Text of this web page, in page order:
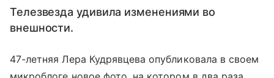
Телезвезда удивила изменениями во
внешности.
47-летняя Лера Кудрявцева опубликовала в своем